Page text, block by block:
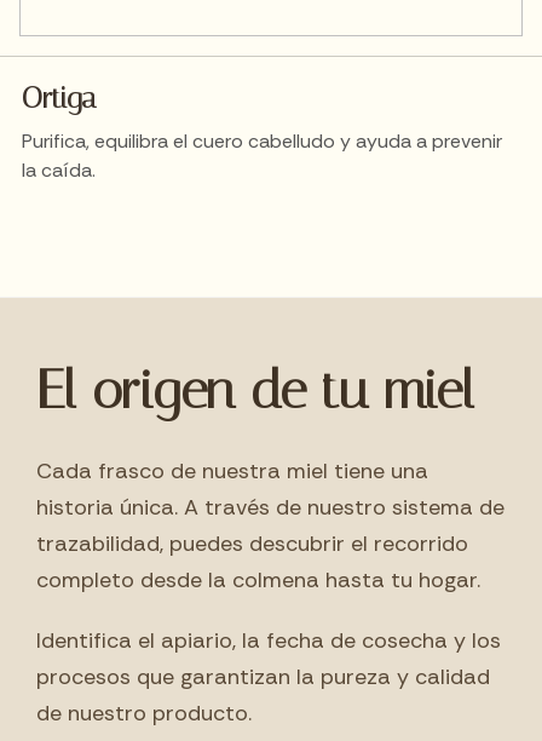
Ortiga
Purifica, equilibra el cuero cabelludo y ayuda a prevenir
la caída.
El origen de tu miel
Cada frasco de nuestra miel tiene una
historia única. A través de nuestro sistema de
trazabilidad, puedes descubrir el recorrido
completo desde la colmena hasta tu hogar.
Identifica el apiario, la fecha de cosecha y los
procesos que garantizan la pureza y calidad
de nuestro producto.